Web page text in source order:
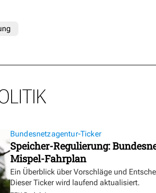
Bundesnetzagentur-Ticker
Speicher-Regulierung:
Mispel-Fahrplan
Ein Überblick über Vorschläge und
Dieser Ticker wird laufend aktualisiert.